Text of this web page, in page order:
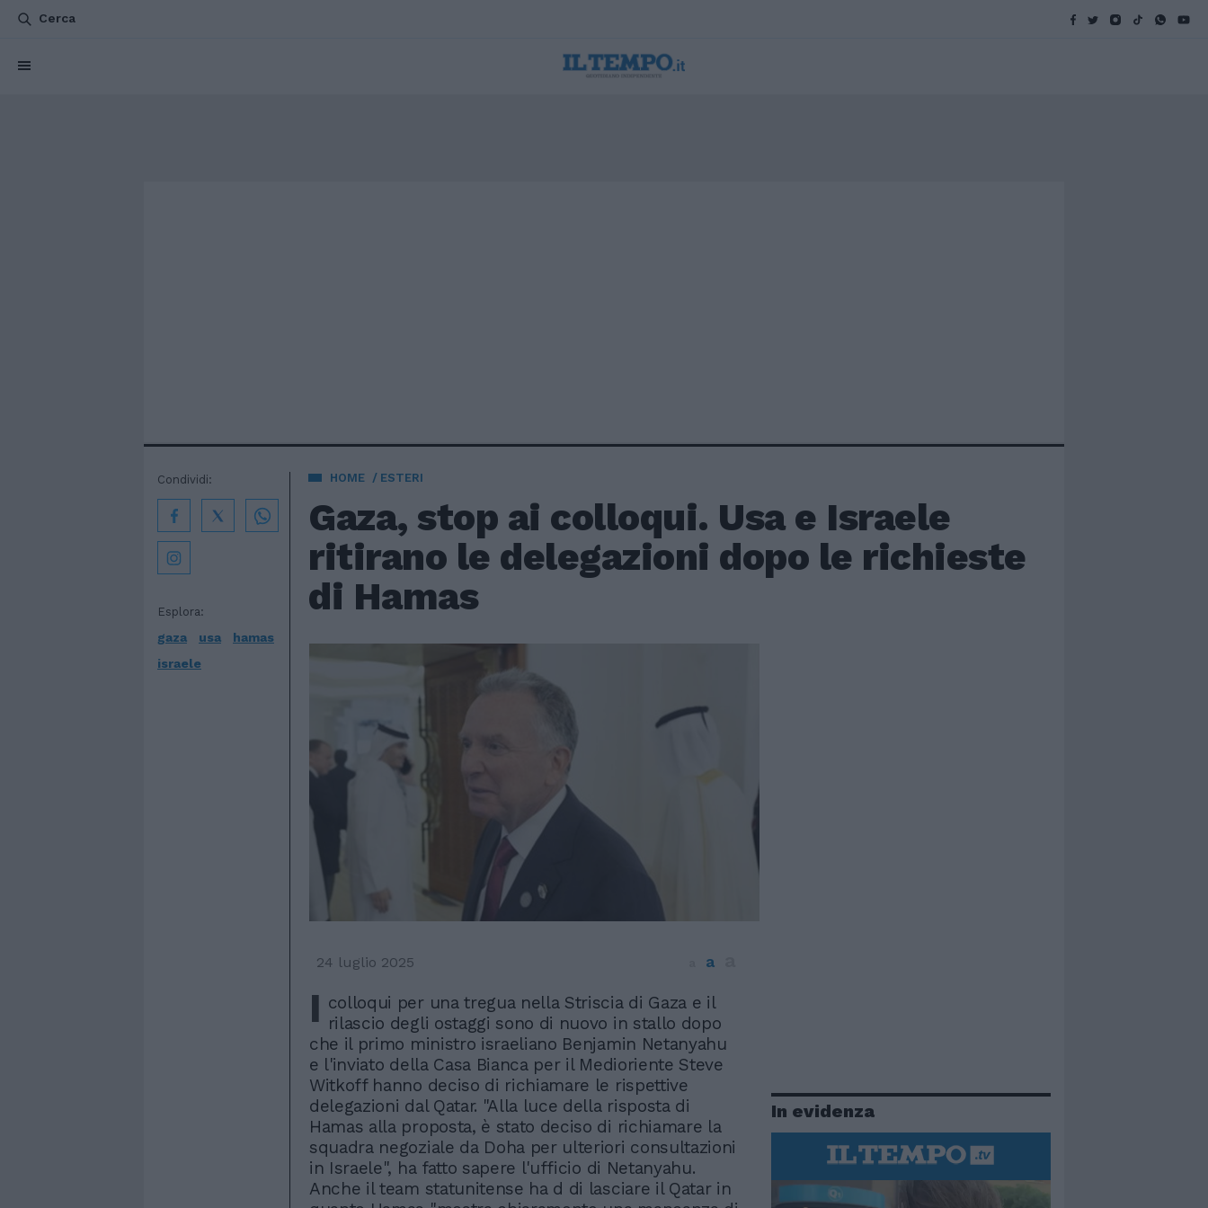
Cerca
HOME ESTERI
Gaza, stop ai colloqui. Usa e Israele
ritirano le delegazioni dopo le richieste
di Hamas
Esplora:
gaza usa
hamas
israele
Condividi:
24 luglio 2025 a
I colloqui per una tregua nella Striscia di Gaza e il
rilascio degli ostaggi sono di nuovo in stallo dopo
che il primo ministro israeliano Benjamin Netanyahu
e l'inviato della Casa Bianca per il Medioriente Steve
Witkoff hanno deciso di richiamare le rispettive
delegazioni dal Qatar. "Alla luce della risposta di
Hamas alla proposta, è stato deciso di richiamare la
squadra negoziale da Doha per ulteriori consultazioni
in Israele", ha fatto sapere l'ufficio di Netanyahu.
Anche il team statunitense ha d di lasciare il Qatar in
In evidenza